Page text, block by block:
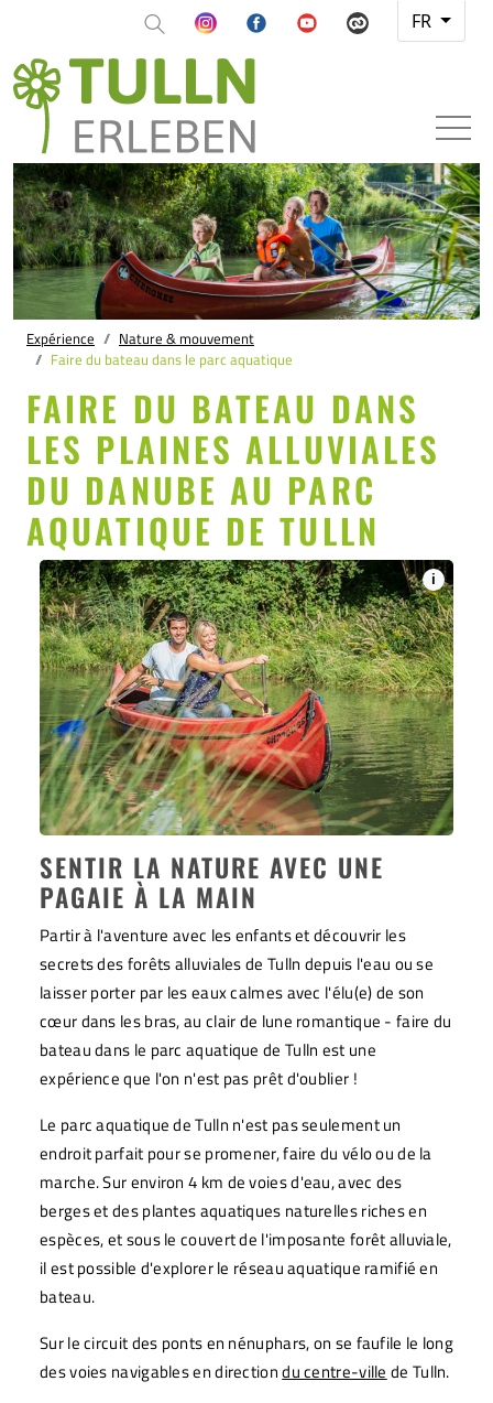
FR
Expérience
Nature & mouvement
Faire du bateau dans le parc aquatique
FAIRE DU BATEAU DANS
LES PLAINES ALLUVIALES
DU DANUBE AU PARC
AQUATIQUE DE TULLN
SENTIR LA NATURE AVEC UNE
PAGAIE À LA MAIN
Partir à l'aventure avec les enfants et découvrir les
secrets des forêts alluviales de Tulln depuis l'eau ou se
laisser porter par les eaux calmes avec l'élu(e) de son
cœur dans les bras, au clair de lune romantique - faire du
bateau dans le parc aquatique de Tulln est une
expérience que l'on n'est pas prêt d'oublier !
Le parc aquatique de Tulln n'est pas seulement un
endroit parfait pour se promener, faire du vélo ou de la
marche. Sur environ 4 km de voies d'eau, avec des
berges et des plantes aquatiques naturelles riches en
espèces, et sous le couvert de l'imposante forêt alluviale,
il est possible d'explorer le réseau aquatique ramifié en
bateau.
Sur le circuit des ponts en nénuphars, on se faufile le long
des voies navigables en directiondu centre-ville de Tulln.
i